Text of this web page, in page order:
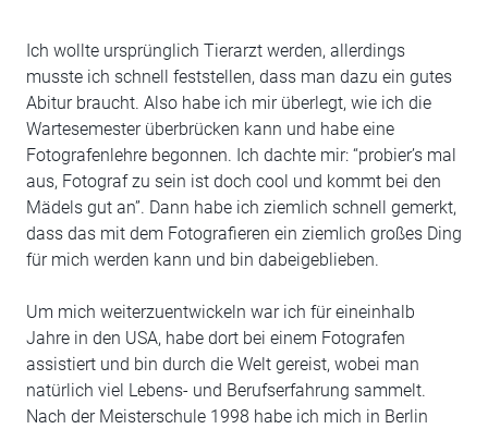
Ich wollte ursprünglich Tierarzt werden, allerdings
musste ich schnell feststellen, dass man dazu ein gutes
Abitur braucht. Also habe ich mir überlegt, wie ich die
Wartesemester überbrücken kann und habe eine
Fotografenlehre begonnen. Ich dachte mir: “probier’s mal
aus, Fotograf zu sein ist doch cool und kommt bei den
Mädels gut an”. Dann habe ich ziemlich schnell gemerkt,
dass das mit dem Fotografieren ein ziemlich großes Ding
für mich werden kann und bin dabeigeblieben.
Um mich weiterzuentwickeln war ich für eineinhalb
Jahre in den USA, habe dort bei einem Fotografen
assistiert und bin durch die Welt gereist, wobei man
natürlich viel Lebens- und Berufserfahrung sammelt.
Nach der Meisterschule 1998 habe ich mich in Berlin